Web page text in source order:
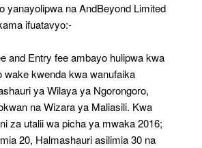
yanayolipwa na AndBeyond Limited
ifuatavyo:-
and Entry fee ambayo hulipwa kwa
wake kwenda kwa wanufaika
ya Wilaya ya Ngorongoro,
na Wizara ya Maliasili. Kwa
za utalii wa picha ya mwaka 2016;
20, Halmashauri asilimia 30 na